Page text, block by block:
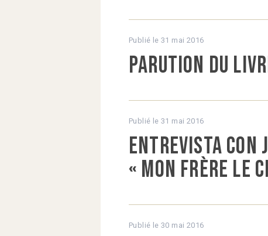
Publié le31 mai 2016
Parution du
Publié le31 mai 2016
Entrevista con
« Mon frère Le
Publié le30 mai 2016